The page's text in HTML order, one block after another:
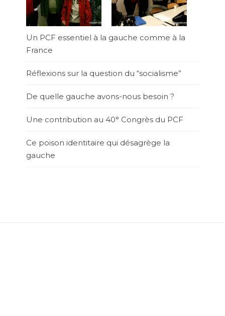
Un PCF essentiel à la gauche comme à la
France
Réflexions sur la question du “socialisme”
De quelle gauche avons-nous besoin ?
Une contribution au 40° Congrès du PCF
Ce poison identitaire qui désagrège la
gauche